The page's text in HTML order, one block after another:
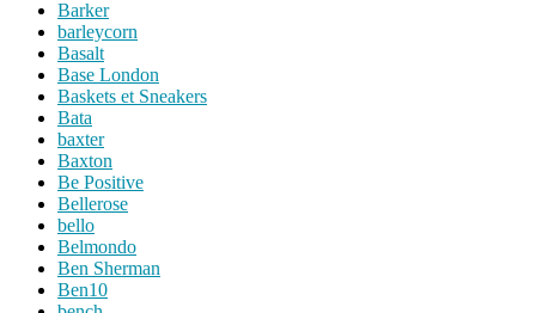
Barker
barleycorn
Basalt
Base London
Baskets et Sneakers
Bata
baxter
Baxton
Be Positive
Bellerose
bello
Belmondo
Ben Sherman
Ben10